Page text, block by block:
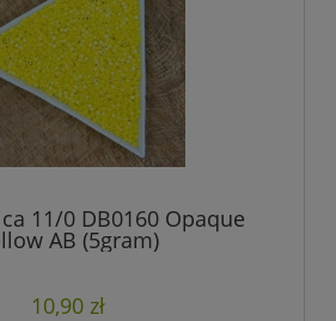
11/0 DB0160 Opaque
AB (5gram)
10,90 zł